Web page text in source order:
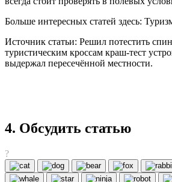
Больше интересных статей здесь:
Источник статьи: Решил потестить
туристическим кроссам краш-тест
выдержал пересечённой местности.
4. Обсудить статью
?